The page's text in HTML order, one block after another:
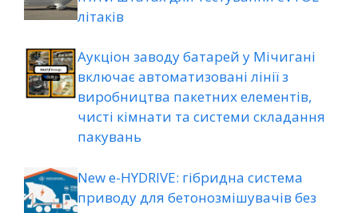
літаків
Аукціон заводу батарей у Мічигані
включає автоматизовані лінії з
виробництва пакетних елементів,
чисті кімнати та системи складання
пакувань
New e-HYDRIVE: гібридна система
приводу для бетонозмішувачів без